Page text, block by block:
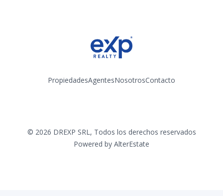
PropiedadesAgentesNosotrosContacto
© 2026 DREXP SRL, Todos los derechos reservados
Powered by AlterEstate